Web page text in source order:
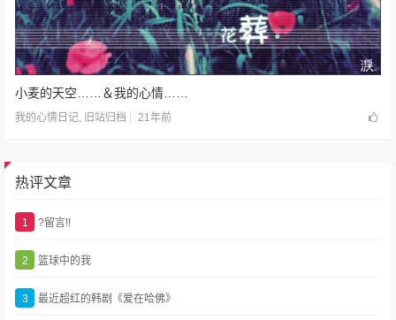
小麦的天空……＆我的心情……
我的心情日记, 旧站归档 21年前
热评文章
1 ?留言!!
2 篮球中的我
3 最近超红的韩剧《爱在哈佛》